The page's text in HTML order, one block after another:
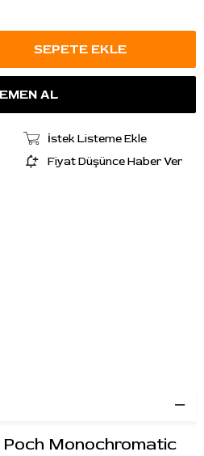
İstek Listeme Ekle
Fiyat Düşünce Haber Ver
Monochromatic